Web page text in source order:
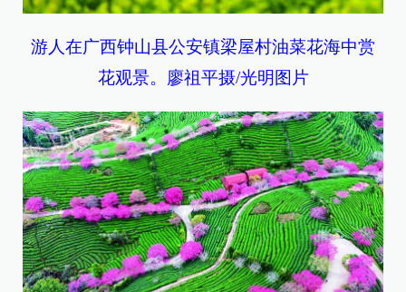
游人在广西钟山县公安镇梁屋村油菜花海中赏
花观景。廖祖平摄/光明图片